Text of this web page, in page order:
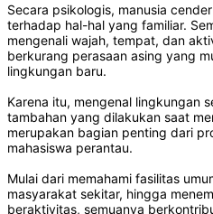
Secara psikologis, manusia
terhadap hal-hal yang familiar.
mengenali wajah, tempat, dan
berkurang perasaan asing yang
lingkungan baru.
Karena itu, mengenal lingkungan
tambahan yang dilakukan saat
merupakan bagian penting dari
mahasiswa perantau.
Mulai dari memahami fasilitas
masyarakat sekitar, hingga
beraktivitas, semuanya